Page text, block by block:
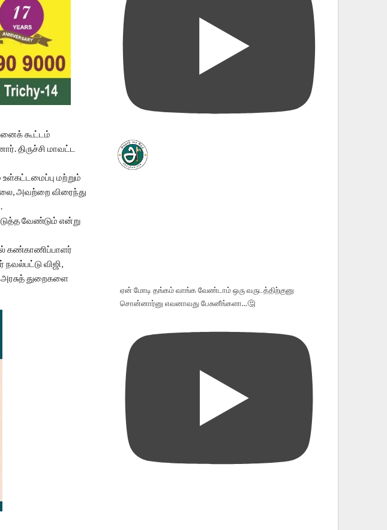
கூட்டம்
திருச்சி மாவட்ட
மற்றும்
அவற்றை விரைந்து
வேண்டும் என்று
கண்காணிப்பாளர்
நவல்பட்டு விஜி,
அரசுத் துறைகளை
ஏன் மோடி தங்கம் வாங்க வேண்டாம் ஒரு வருடத்திற்குனு
சொன்னார்னு எவனாவது பேசுனீங்களா...🤔